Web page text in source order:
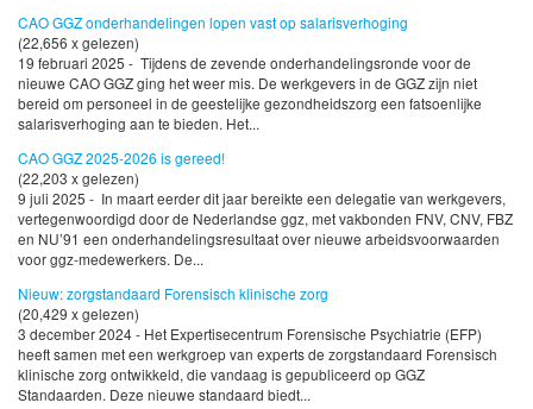
CAO GGZ onderhandelingen lopen vast op salarisverhoging
(22,656 x gelezen)
19 februari 2025 - Tijdens de zevende onderhandelingsronde voor de
nieuwe CAO GGZ ging het weer mis. De werkgevers in de GGZ zijn niet
bereid om personeel in de geestelijke gezondheidszorg een fatsoenlijke
salarisverhoging aan te bieden. Het...
CAO GGZ 2025-2026 is gereed!
(22,203 x gelezen)
9 juli 2025 - In maart eerder dit jaar bereikte een delegatie van werkgevers,
vertegenwoordigd door de Nederlandse ggz, met vakbonden FNV, CNV, FBZ
en NU’91 een onderhandelingsresultaat over nieuwe arbeidsvoorwaarden
voor ggz-medewerkers. De...
Nieuw: zorgstandaard Forensisch klinische zorg
(20,429 x gelezen)
3 december 2024 - Het Expertisecentrum Forensische Psychiatrie (EFP)
heeft samen met een werkgroep van experts de zorgstandaard Forensisch
klinische zorg ontwikkeld, die vandaag is gepubliceerd op GGZ
Standaarden. Deze nieuwe standaard biedt...